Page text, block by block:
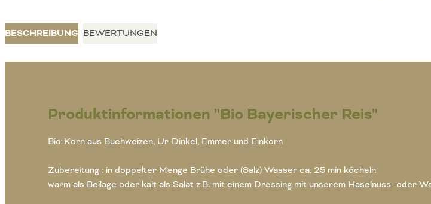
BESCHREIBUNG BEWERTUNGEN
Produktinformationen "Bio Bayerischer Reis"
Bio-Korn aus Buchweizen, Ur-Dinkel, Emmer und Einkorn
Zubereitung : in doppelter Menge Brühe oder (Salz) Wasser ca. 25 min köcheln
warm als Beilage oder kalt als Salat z.B. mit einem Dressing mit unserem Haselnuss- oder